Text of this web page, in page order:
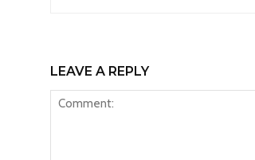
LEAVE A REPLY